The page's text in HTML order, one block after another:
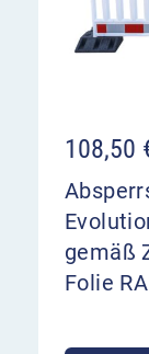
108,50
gemäß
Folie